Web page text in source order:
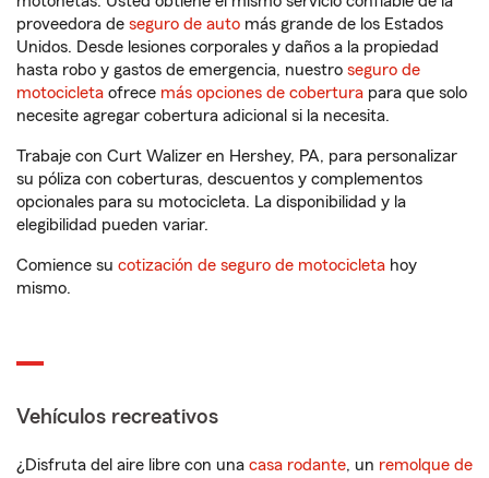
proveedora de seguro de auto más grande de los Estados
Unidos. Desde lesiones corporales y daños a la propiedad
hasta robo y gastos de emergencia, nuestro seguro de
motocicleta ofrece más opciones de cobertura para que solo
necesite agregar cobertura adicional si la necesita.
Trabaje con Curt Walizer en Hershey, PA, para personalizar
su póliza con coberturas, descuentos y complementos
opcionales para su motocicleta. La disponibilidad y la
elegibilidad pueden variar.
Comience su cotización de seguro de motocicleta hoy
mismo.
Vehículos recreativos
¿Disfruta del aire libre con una casa rodante, un remolque de